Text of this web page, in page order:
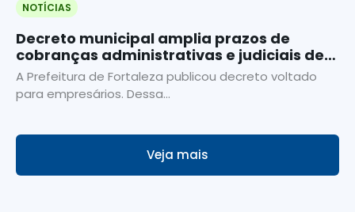
NOTÍCIAS
Decreto municipal amplia prazos de
cobranças administrativas e judiciais de
crédito tributário
A Prefeitura de Fortaleza publicou decreto voltado
para empresários. Dessa...
Veja mais